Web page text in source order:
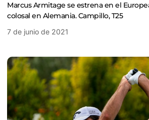
Marcus Armitage se estrena en el
colosal en Alemania. Campillo, T25
7 de junio de 2021